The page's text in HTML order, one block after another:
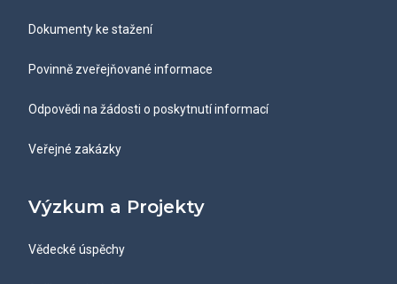
Dokumenty ke stažení
Povinně zveřejňované informace
Odpovědi na žádosti o poskytnutí informací
Veřejné zakázky
Výzkum a Projekty
Vědecké úspěchy